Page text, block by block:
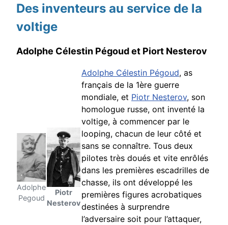
Des inventeurs au service de la
voltige
Adolphe Célestin Pégoud et Piort Nesterov
Adolphe
Pegoud
Piotr
Nesterov
Adolphe Célestin Pégoud, as
français de la 1ère guerre
mondiale, et Piotr Nesterov, son
homologue russe, ont inventé la
voltige, à commencer par le
looping, chacun de leur côté et
sans se connaître. Tous deux
pilotes très doués et vite enrôlés
dans les premières escadrilles de
chasse, ils ont développé les
premières figures acrobatiques
destinées à surprendre
l’adversaire soit pour l’attaquer,